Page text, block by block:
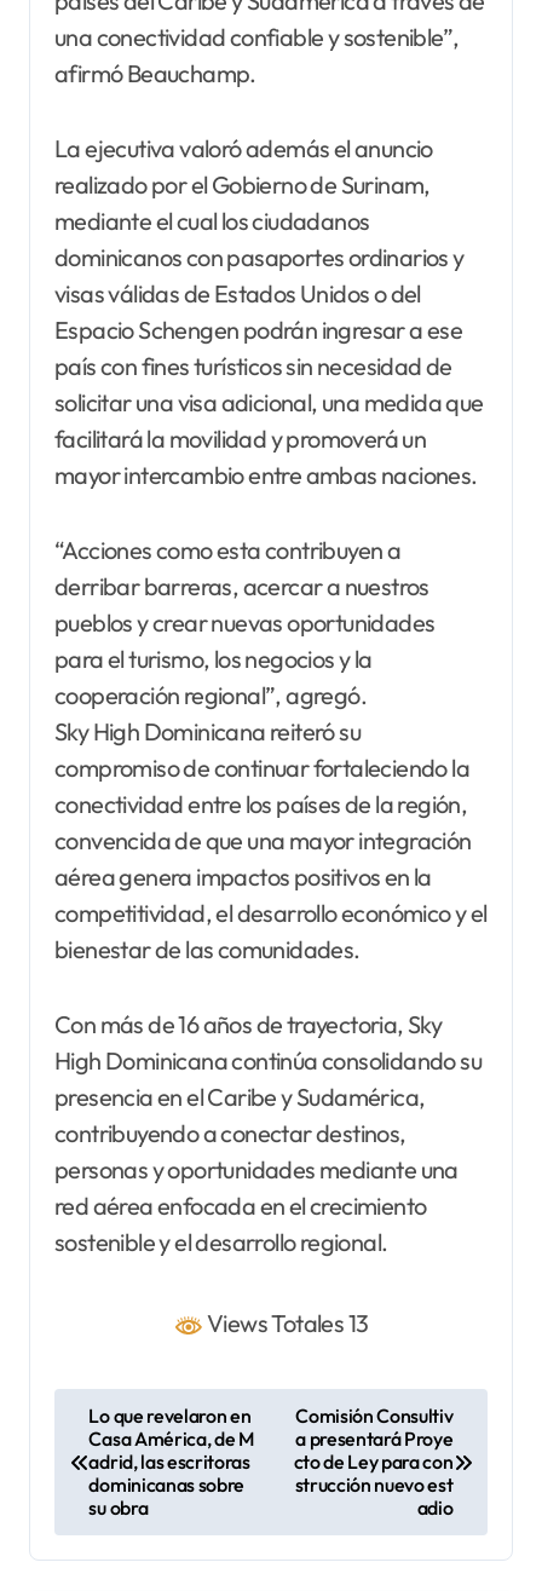
una conectividad confiable y sostenible”,
afirmó Beauchamp.
La ejecutiva valoró además el anuncio
realizado por el Gobierno de Surinam,
mediante el cual los ciudadanos
dominicanos con pasaportes ordinarios y
visas válidas de Estados Unidos o del
Espacio Schengen podrán ingresar a ese
país con fines turísticos sin necesidad de
solicitar una visa adicional, una medida que
facilitará la movilidad y promoverá un
mayor intercambio entre ambas naciones.
“Acciones como esta contribuyen a
derribar barreras, acercar a nuestros
pueblos y crear nuevas oportunidades
para el turismo, los negocios y la
cooperación regional”, agregó.
Sky High Dominicana reiteró su
compromiso de continuar fortaleciendo la
conectividad entre los países de la región,
convencida de que una mayor integración
aérea genera impactos positivos en la
competitividad, el desarrollo económico y el
bienestar de las comunidades.
Con más de 16 años de trayectoria, Sky
High Dominicana continúa consolidando su
presencia en el Caribe y Sudamérica,
contribuyendo a conectar destinos,
personas y oportunidades mediante una
red aérea enfocada en el crecimiento
sostenible y el desarrollo regional.
Views Totales 13
e
g
Lo que revelaron en
Casa América, de M
adrid, las escritoras
dominicanas sobre
su obra
Comisión Consultiv
a presentará Proye
cto de Ley para con
strucción nuevo est
adio